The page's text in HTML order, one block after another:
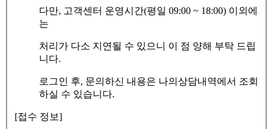
다만, 고객센터 운영시간(평일 09:00 ~ 18:00) 이외에
는
처리가 다소 지연될 수 있으니 이 점 양해 부탁 드립
니다.
로그인 후, 문의하신 내용은 나의상담내역에서 조회
하실 수 있습니다.
[접수 정보]